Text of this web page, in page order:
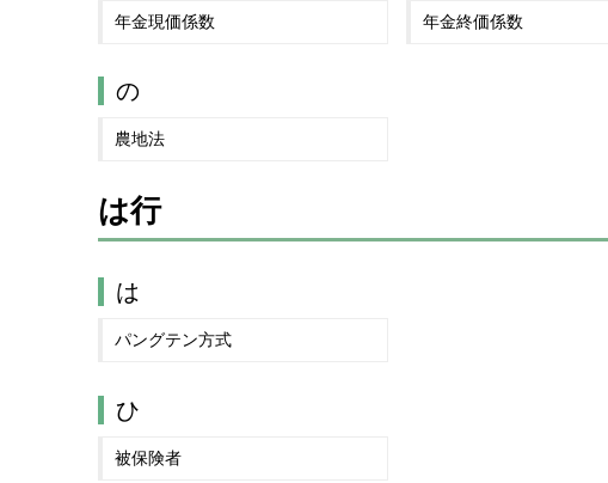
年金現価係数 年金終価係数
の
農地法
は行
は
パングテン方式
ひ
被保険者